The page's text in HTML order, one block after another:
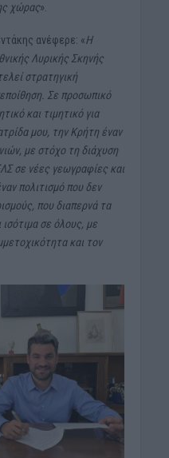
χώρας».
ανέφερε: «Η
Λυρικής Σκηνής
στρατηγική
Σε προσωπικό
και τιμητικό για
μου, την Κρήτη έναν
με στόχο τη διάχυση
σε νέες γεωγραφίες και
πολιτισμό που δεν
που διαπερνά τα
σε όλους, με
και τον